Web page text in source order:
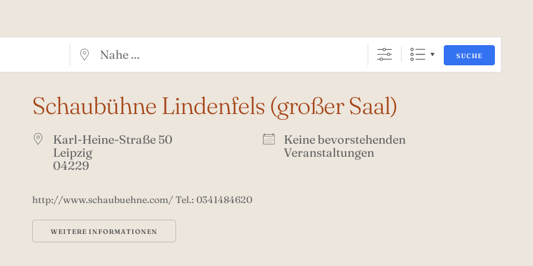
Nahe … SUCHE
Schaubühne Lindenfels (großer Saal)
Karl-Heine-Straße 50
Leipzig
04229
Keine bevorstehenden
Veranstaltungen
http://www.schaubuehne.com/ Tel.: 0341484620
WEITERE INFORMATIONEN